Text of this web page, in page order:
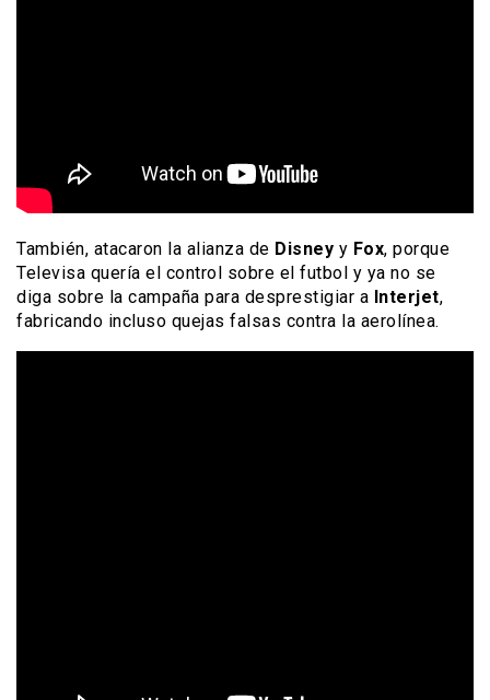
También, atacaron la alianza de Disney y Fox, porque
Televisa quería el control sobre el futbol y ya no se
diga sobre la campaña para desprestigiar a Interjet,
fabricando incluso quejas falsas contra la aerolínea.